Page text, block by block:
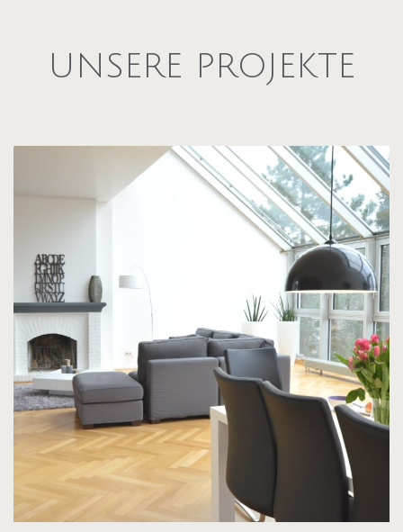
UNSERE PROJEKTE